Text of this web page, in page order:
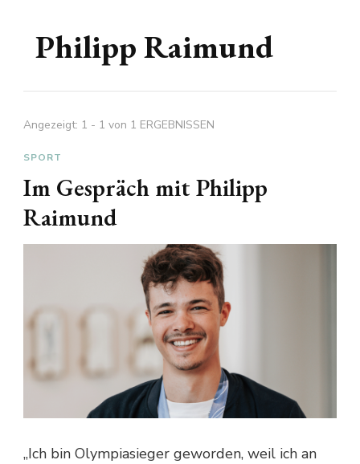
Philipp Raimund
Angezeigt: 1 - 1 von 1 ERGEBNISSEN
SPORT
Im Gespräch mit Philipp
Raimund
„Ich bin Olympiasieger geworden, weil ich an